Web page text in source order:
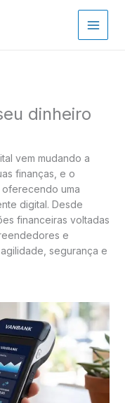
dinheiro
vem mudando a
finanças, e o
oferecendo uma
digital. Desde
financeiras voltadas
e
segurança e